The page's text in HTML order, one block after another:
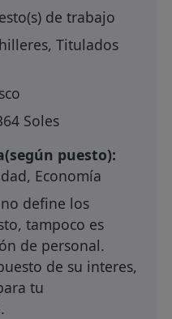
de trabajo
Titulados
Soles
puesto):
Economía
define los
tampoco es
de personal.
de su interes,
tu